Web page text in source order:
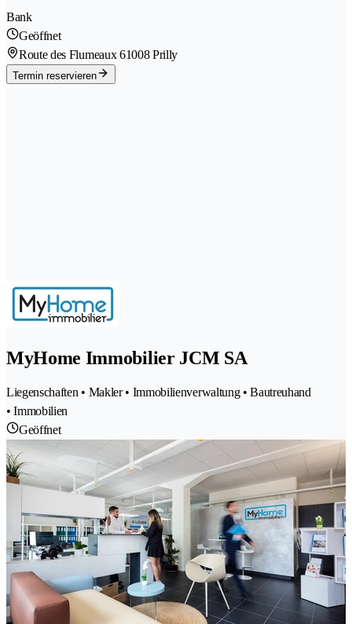
Bank
Geöffnet
Route des Flumeaux 61008 Prilly
Termin reservieren
MyHome Immobilier JCM SA
Liegenschaften • Makler • Immobilienverwaltung • Bautreuhand
• Immobilien
Geöffnet